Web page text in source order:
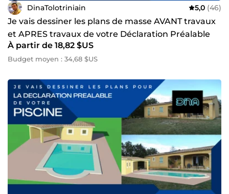
DinaTolotriniain 5,0 (46)
Je vais dessiner les plans de masse AVANT travaux
et APRES travaux de votre Déclaration Préalable
À partir de 18,82 $US
Budget moyen : 34,68 $US